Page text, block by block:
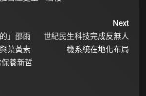
」邵雨
葉黃素
養新哲
Next
世紀民生科技完成反無人
機系統在地化布局